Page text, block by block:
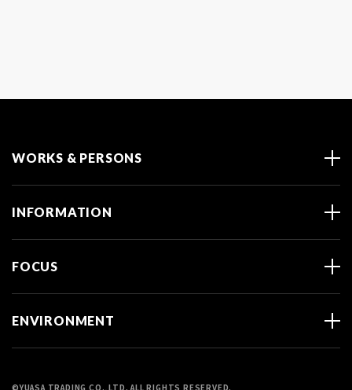
WORKS & PERSONS
FOCUS
INFORMATION
ENVIRONMENT
©YUASA TRADING CO.,LTD. ALL RIGHTS RESERVED.